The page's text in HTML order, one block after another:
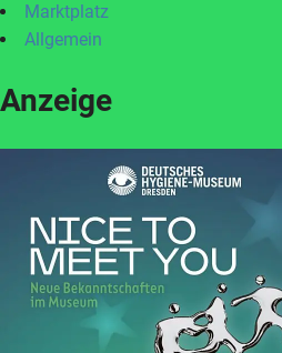
Marktplatz
Allgemein
Anzeige